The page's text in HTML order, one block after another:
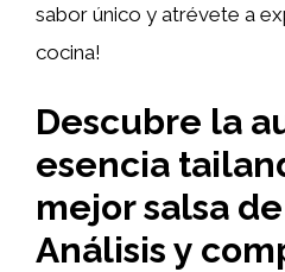
sabor único y atrévete a
cocina!
Descubre la
esencia
mejor salsa
Análisis y